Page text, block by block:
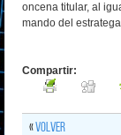
oncena titular, al
mando del
Compartir:
«Volver